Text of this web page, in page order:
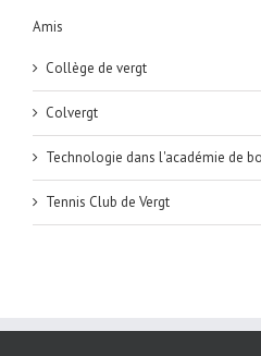
Amis
Collège de vergt
Colvergt
Technologie dans l'académie de
Tennis Club de Vergt